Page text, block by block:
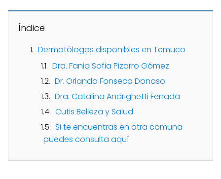
Índice
Dermatólogos disponibles en Temuco
Dra. Fania Sofia Pizarro Gómez
Dr. Orlando Fonseca Donoso
Dra. Catalina Andrighetti Ferrada
Cutis Belleza y Salud
Si te encuentras en otra comuna
puedes consulta aquí